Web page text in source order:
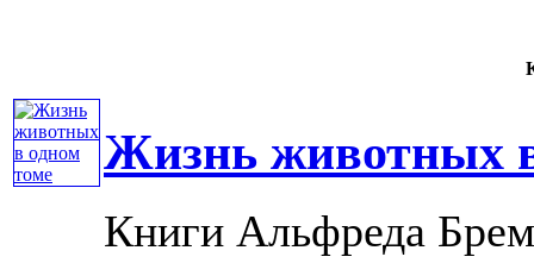
Жизнь животных
Книги Альфреда